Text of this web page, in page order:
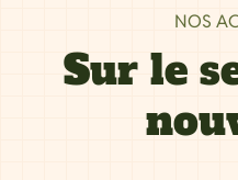
NOS
Sur le